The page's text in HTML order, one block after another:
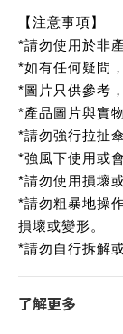
【注意事項】
*請勿使用於非
*如有任何疑問
*圖片只供參考
*產品圖片與實
*請勿強行拉扯
*強風下使用或
*請勿使用損壞
*請勿粗暴地操
損壞或變形。
*請勿自行拆解
了解更多